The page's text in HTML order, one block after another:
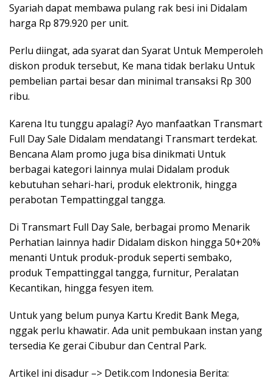
Syariah dapat membawa pulang rak besi ini Didalam
harga Rp 879.920 per unit.
Perlu diingat, ada syarat dan Syarat Untuk Memperoleh
diskon produk tersebut, Ke mana tidak berlaku Untuk
pembelian partai besar dan minimal transaksi Rp 300
ribu.
Karena Itu tunggu apalagi? Ayo manfaatkan Transmart
Full Day Sale Didalam mendatangi Transmart terdekat.
Bencana Alam promo juga bisa dinikmati Untuk
berbagai kategori lainnya mulai Didalam produk
kebutuhan sehari-hari, produk elektronik, hingga
perabotan Tempattinggal tangga.
Di Transmart Full Day Sale, berbagai promo Menarik
Perhatian lainnya hadir Didalam diskon hingga 50+20%
menanti Untuk produk-produk seperti sembako,
produk Tempattinggal tangga, furnitur, Peralatan
Kecantikan, hingga fesyen item.
Untuk yang belum punya Kartu Kredit Bank Mega,
nggak perlu khawatir. Ada unit pembukaan instan yang
tersedia Ke gerai Cibubur dan Central Park.
Artikel ini disadur –> Detik.com Indonesia Berita: